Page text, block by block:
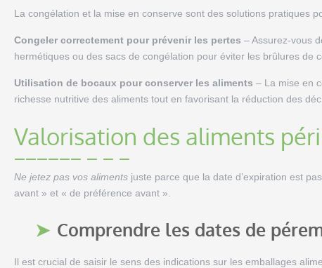
La congélation et la mise en conserve sont des solutions pratiques
Congeler correctement pour prévenir les pertes – Assurez-vous
hermétiques ou des sacs de congélation pour éviter les brûlures de
Utilisation de bocaux pour conserver les aliments – La mise en
richesse nutritive des aliments tout en favorisant la réduction des
Valorisation des aliments
Ne jetez pas vos aliments juste parce que la date d’expiration est
avant » et « de préférence avant ».
Comprendre les dates de
Il est crucial de saisir le sens des indications sur les emballages